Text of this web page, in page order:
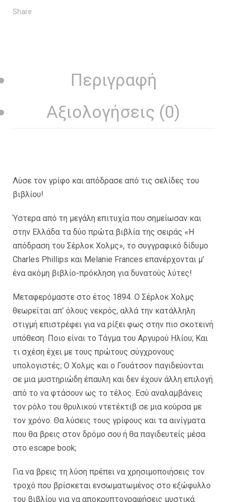
Share
Περιγραφή
Αξιολογήσεις (0)
Λύσε τον γρίφο και απόδρασε από τις σελίδες του
βιβλίου!
Ύστερα από τη μεγάλη επιτυχία που σημείωσαν και
στην Ελλάδα τα δύο πρώτα βιβλία της σειράς «Η
απόδραση του Σέρλοκ Χολμς», το συγγραφικό δίδυμο
Charles Phillips και Melanie Frances επανέρχονται μ’
ένα ακόμη βιβλίο-πρόκληση για δυνατούς λύτες!
Μεταφερόμαστε στο έτος 1894. Ο Σέρλοκ Χολμς
θεωρείται απ’ όλους νεκρός, αλλά την κατάλληλη
στιγμή επιστρέφει για να ρίξει φως στην πιο σκοτεινή
υπόθεση. Ποιο είναι το Τάγμα του Αργυρού Ηλίου; Και
τι σχέση έχει με τους πρώτους σύγχρονους
υπολογιστές; Ο Χολμς και ο Γουάτσον παγιδεύονται
σε μια μυστηριώδη έπαυλη και δεν έχουν άλλη επιλογή
από το να φτάσουν ως το τέλος. Εσύ αναλαμβάνεις
τον ρόλο του θρυλικού ντετέκτιβ σε μια κούρσα με
τον χρόνο. Θα λύσεις τους γρίφους και τα αινίγματα
που θα βρεις στον δρόμο σου ή θα παγιδευτείς μέσα
στο escape book;
Για να βρεις τη λύση πρέπει να χρησιμοποιήσεις τον
τροχό που βρίσκεται ενσωματωμένος στο εξώφυλλο
του βιβλίου για να αποκρυπτογραφήσεις μυστικά